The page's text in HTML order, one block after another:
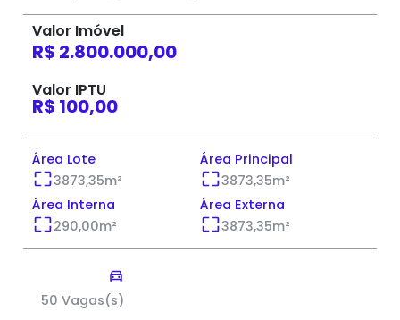
Valor Imóvel
R$ 2.800.000,00
Valor IPTU
R$ 100,00
Área Lote
3873,35m²
Área Principal
3873,35m²
Área Interna
290,00m²
Área Externa
3873,35m²
50 Vagas(s)